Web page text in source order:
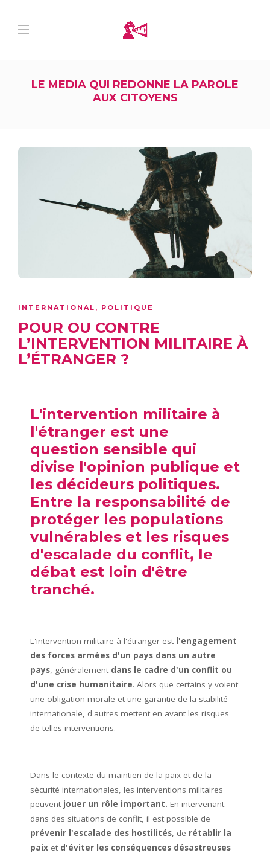
LE MEDIA QUI REDONNE LA PAROLE
AUX CITOYENS
INTERNATIONAL , POLITIQUE
POUR OU CONTRE
L’INTERVENTION MILITAIRE À
L’ÉTRANGER ?
L'intervention militaire à
l'étranger est une
question sensible qui
divise l'opinion publique et
les décideurs politiques.
Entre la responsabilité de
protéger les populations
vulnérables et les risques
d'escalade du conflit, le
débat est loin d'être
tranché.
L'intervention militaire à l'étranger est l'engagement
des forces armées d'un pays dans un autre
pays, généralement dans le cadre d'un conflit ou
d'une crise humanitaire. Alors que certains y voient
une obligation morale et une garantie de la stabilité
internationale, d'autres mettent en avant les risques
de telles interventions.
Dans le contexte du maintien de la paix et de la
sécurité internationales, les interventions militaires
peuvent jouer un rôle important. En intervenant
dans des situations de conflit, il est possible de
prévenir l'escalade des hostilités, de rétablir la
paix et d'éviter les conséquences désastreuses